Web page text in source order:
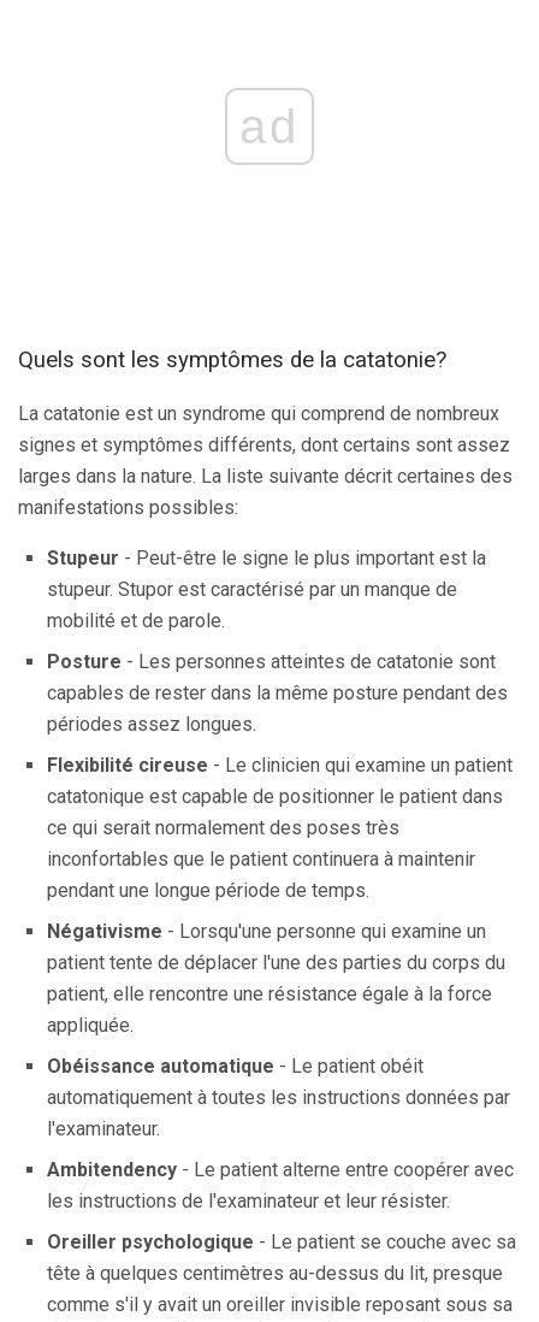
ad
Quels sont les symptômes de la catatonie?
La catatonie est un syndrome qui comprend de nombreux
signes et symptômes différents, dont certains sont assez
larges dans la nature. La liste suivante décrit certaines des
manifestations possibles:
Stupeur - Peut-être le signe le plus important est la
stupeur. Stupor est caractérisé par un manque de
mobilité et de parole.
Posture - Les personnes atteintes de catatonie sont
capables de rester dans la même posture pendant des
périodes assez longues.
Flexibilité cireuse - Le clinicien qui examine un patient
catatonique est capable de positionner le patient dans
ce qui serait normalement des poses très
inconfortables que le patient continuera à maintenir
pendant une longue période de temps.
Négativisme - Lorsqu'une personne qui examine un
patient tente de déplacer l'une des parties du corps du
patient, elle rencontre une résistance égale à la force
appliquée.
Obéissance automatique - Le patient obéit
automatiquement à toutes les instructions données par
l'examinateur.
Ambitendency - Le patient alterne entre coopérer avec
les instructions de l'examinateur et leur résister.
Oreiller psychologique - Le patient se couche avec sa
tête à quelques centimètres au-dessus du lit, presque
comme s'il y avait un oreiller invisible reposant sous sa